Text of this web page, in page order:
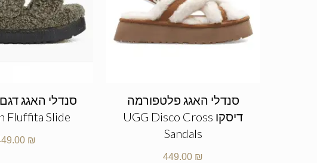
סנדלי האגג פלטפורמה
דיסקו UGG Disco Cross
Sandals
449.00 ₪
סנדלי האגג
Fluffita Slide
₪